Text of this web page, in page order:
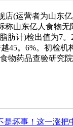
(运营者为山东亿
称山东亿人食物无
肪计)检出值为7。
45。6%。初检机
物药品查验研究院
是坏事！这一涨把